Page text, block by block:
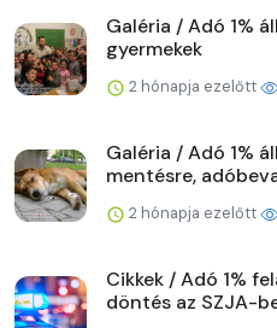
Galéria / Adó 1%
gyermekek
2 hónapja ezelőtt
Galéria / Adó 1%
mentésre,
2 hónapja ezelőtt
Cikkek / Adó 1%
döntés az SZJA-